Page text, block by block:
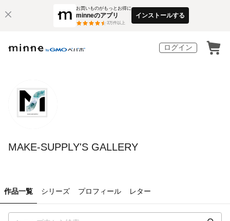
お買いものがもっとお得に
minneのアプリ
3万件以上
インストールする
ログイン
MAKE-SUPPLY'S GALLERY
作品一覧 シリーズ プロフィール レター